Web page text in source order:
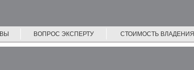
ВОПРОС ЭКСПЕРТУ СТОИМОСТЬ ВЛАДЕНИЯ